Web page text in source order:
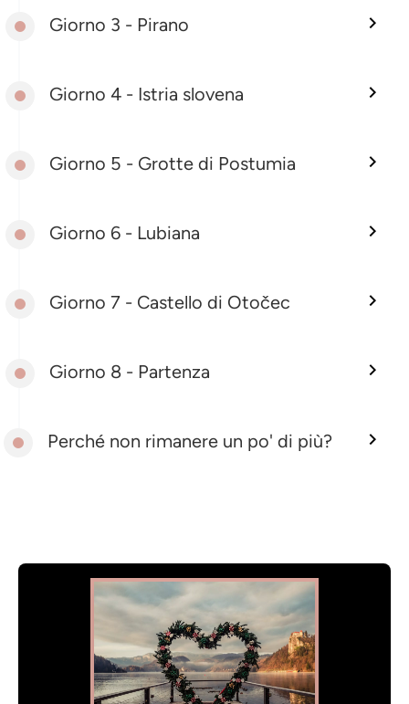
Giorno 3 - Pirano
Giorno 4 - Istria slovena
Giorno 5 - Grotte di Postumia
Giorno 6 - Lubiana
Giorno 7 - Castello di Otočec
Giorno 8 - Partenza
Perché non rimanere un po' di più?